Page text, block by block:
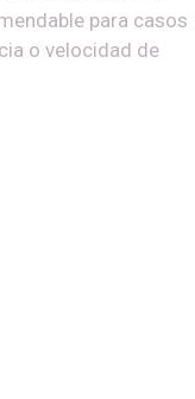
para casos
o velocidad de